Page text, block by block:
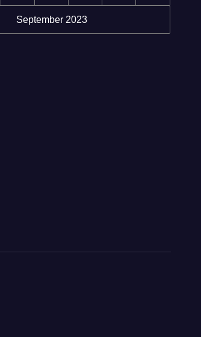
September 2023